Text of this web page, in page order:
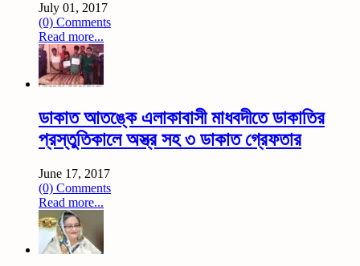
July 01, 2017
(0) Comments
Read more...
ডাকাত আতঙ্কে এলাকাবাসী মাধবদীতে ডাকাতির
প্রস্তুতিকালে অস্ত্র সহ ৩ ডাকাত গ্রেফতার
June 17, 2017
(0) Comments
Read more...